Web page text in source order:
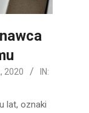
2020
IN:
lat, oznaki